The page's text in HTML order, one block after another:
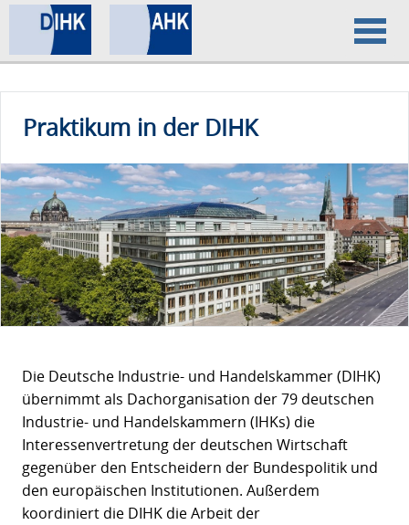
Datenschutz
Impressum
Praktikum in der DIHK
Die Deutsche Industrie- und Handelskammer (DIHK)
übernimmt als Dachorganisation der 79 deutschen
Industrie- und Handelskammern (IHKs) die
Interessenvertretung der deutschen Wirtschaft
gegenüber den Entscheidern der Bundespolitik und
den europäischen Institutionen. Außerdem
koordiniert die DIHK die Arbeit der